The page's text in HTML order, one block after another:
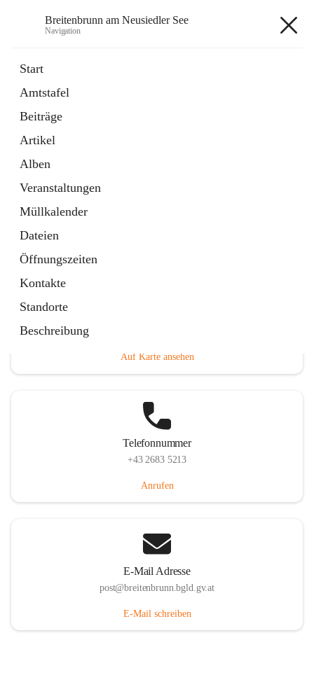
Breitenbrunn am Neusiedler See
Navigation
Start
Amtstafel
Beiträge
Artikel
Alben
Veranstaltungen
Müllkalender
Dateien
Öffnungszeiten
Kontakte
Standorte
Beschreibung
18 Schnellzugriffe
Gemeindeservice
Auf Karte ansehen
Telefonnummer
+43 2683 5213
Anrufen
E-Mail Adresse
post@breitenbrunn.bgld.gv.at
E-Mail schreiben